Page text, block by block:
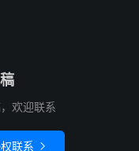
欢迎联系
联系 